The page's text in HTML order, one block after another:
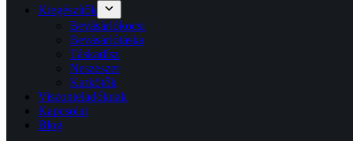
Kiegészítők
Bevásárlókocsi
Bevásárlótáska
Táskadísz
Neszeszer
Karkötők
Viszonteladóknak
Kapcsolat
Blog